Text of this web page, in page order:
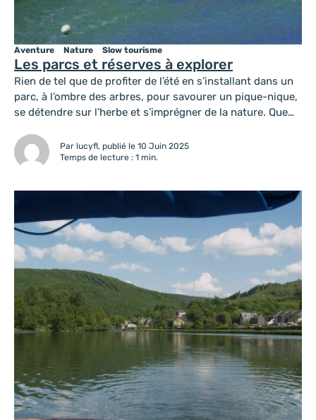
Les parcs et réserves à explorer
Aventure Nature Slow tourisme
Rien de tel que de profiter de l’été en s’installant dans un
parc, à l’ombre des arbres, pour savourer un pique-nique,
se détendre sur l’herbe et s’imprégner de la nature. Que
ou simplement d’un coin paisible pour vous
ressourcer, vous trouverez l’endroit idéal sur notre
Par lucyfl, publié le 10 Juin 2025
Temps de lecture : 1 min.